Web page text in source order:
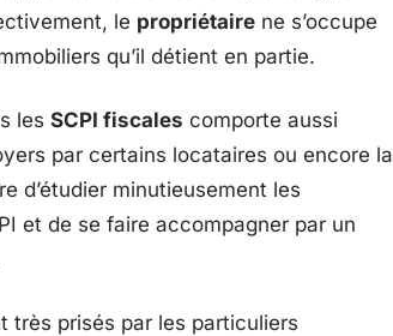
le propriétaire ne s’occupe
qu’il détient en partie.
les SCPI fiscales comporte aussi
par certains locataires ou encore la
d’étudier minutieusement les
et de se faire accompagner par un
très prisés par les particuliers